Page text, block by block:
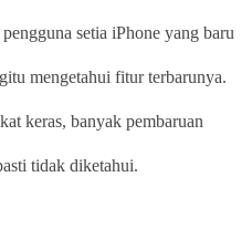
setia iPhone yang baru
mengetahui fitur terbarunya.
keras, banyak pembaruan
tidak diketahui.